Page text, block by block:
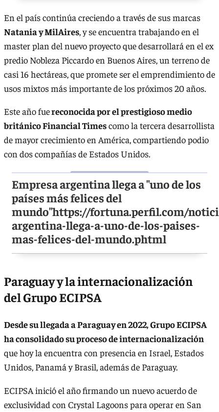
En el país continúa creciendo a través de sus marcas
Natania y MilAires, y se encuentra trabajando en el
master plan del nuevo proyecto que desarrollará en el ex
predio Nobleza Piccardo en Buenos Aires, un terreno de
casi 16 hectáreas, que promete ser el emprendimiento de
usos mixtos más importante de los próximos 20 años.
Este año fuereconocida por el prestigioso medio
británico Financial Timescomo la tercera desarrollista
de mayor crecimiento en América, compartiendo podio
con dos compañías de Estados Unidos.
Empresa argentina llega a "uno de los
países más felices del
mundo"https://fortuna.perfil.com/
argentina-llega-a-uno-de-los-paises-
mas-felices-del-mundo.phtml
Paraguay y la internacionalización
del Grupo ECIPSA
Desde su llegada a Paraguay en 2022, Grupo ECIPSA
ha consolidado su proceso de internacionalización
que hoy la encuentra con presencia en Israel, Estados
Unidos, Panamá y Brasil, además de Paraguay.
ECIPSA inició el año firmando un nuevo acuerdo de
exclusividad con Crystal Lagoons para operar en San